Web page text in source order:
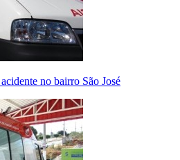
no bairro São José